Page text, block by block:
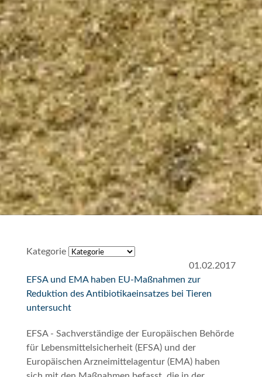
Kategorie
01.02.2017
EFSA und EMA haben EU-Maßnahmen zur
Reduktion des Antibiotikaeinsatzes bei Tieren
untersucht
EFSA - Sachverständige der Europäischen Behörde
für Lebensmittelsicherheit (EFSA) und der
Europäischen Arzneimittelagentur (EMA) haben